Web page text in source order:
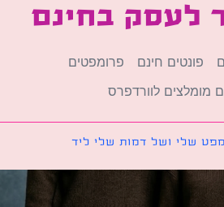
בחינם
חינם
פרומפטים
לוורדפרס
ושל דמות שלי ליד